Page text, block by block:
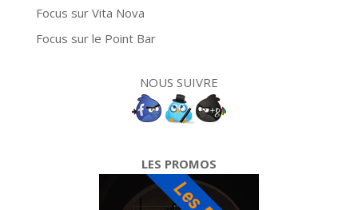
Focus sur Vita Nova
Focus sur le Point Bar
NOUS SUIVRE
LES PROMOS